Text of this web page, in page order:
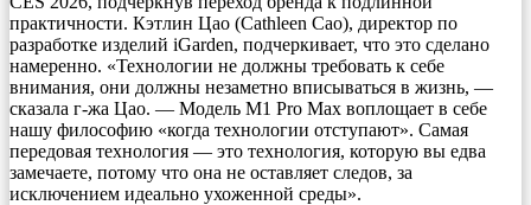
практичности. Кэтлин Цао (Cathleen Cao), директор по
разработке изделий iGarden, подчеркивает, что это сделано
намеренно. «Технологии не должны требовать к себе
внимания, они должны незаметно вписываться в жизнь, —
сказала г-жа Цао. — Модель M1 Pro Max воплощает в себе
нашу философию «когда технологии отступают». Самая
передовая технология — это технология, которую вы едва
замечаете, потому что она не оставляет следов, за
исключением идеально ухоженной среды».